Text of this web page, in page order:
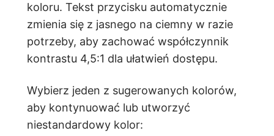
koloru. Tekst przycisku automatycznie
zmienia się z jasnego na ciemny w razie
potrzeby, aby zachować współczynnik
kontrastu 4,5:1 dla ułatwień dostępu.
Wybierz jeden z sugerowanych kolorów,
aby kontynuować lub utworzyć
niestandardowy kolor: